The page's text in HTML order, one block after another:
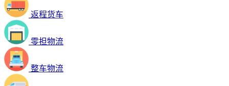
返程货车
零担物流
整车物流